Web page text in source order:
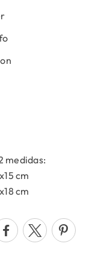
medidas:
cm
cm